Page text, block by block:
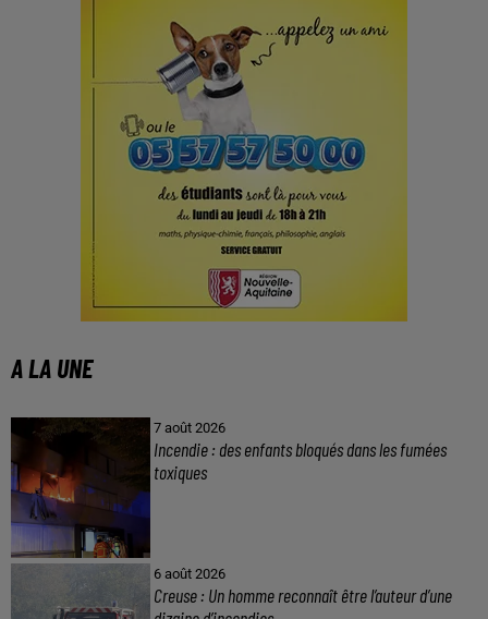
A LA UNE
7 août 2026
Incendie : des enfants bloqués dans les fumées
toxiques
6 août 2026
Creuse : Un homme reconnaît être l’auteur d’une